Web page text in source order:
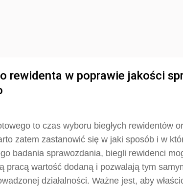
rewidenta w poprawie jakości
to czas wyboru biegłych rewidentów
zatem zastanowić się w jaki sposób i w
badania sprawozdania, biegli rewidenci
pracą wartość dodaną i pozwalają tym
działalności. Ważne jest, aby